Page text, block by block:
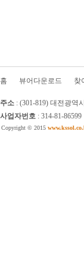
홈 뷰어다운로드 찾
주소 : (301-819) 대전광역
사업자번호 : 314-81-86599
Copyright © 2015